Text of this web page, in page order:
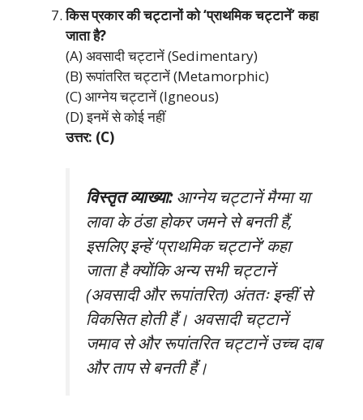
किस प्रकार की चट्टानों को ‘प्राथमिक चट्टानें’ कहा
जाता है?
(A) अवसादी चट्टानें (Sedimentary)
(B) रूपांतरित चट्टानें (Metamorphic)
(C) आग्नेय चट्टानें (Igneous)
(D) इनमें से कोई नहीं
उत्तर: (C)
विस्तृत व्याख्या:आग्नेय चट्टानें मैग्मा या
लावा के ठंडा होकर जमने से बनती हैं,
इसलिए इन्हें ‘प्राथमिक चट्टानें’ कहा
जाता है क्योंकि अन्य सभी चट्टानें
(अवसादी और रूपांतरित) अंततः इन्हीं से
विकसित होती हैं। अवसादी चट्टानें
जमाव से और रूपांतरित चट्टानें उच्च दाब
और ताप से बनती हैं।